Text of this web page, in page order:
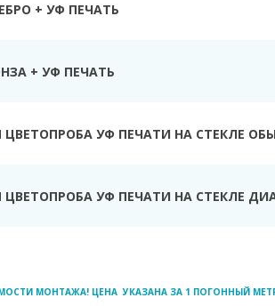
+ УФ ПЕЧАТЬ
+ УФ ПЕЧАТЬ
УФ ПЕЧАТИ НА СТЕКЛЕ
УФ ПЕЧАТИ НА СТЕКЛЕ
МОНТАЖА! ЦЕНА УКАЗАНА ЗА 1 ПОГОННЫЙ